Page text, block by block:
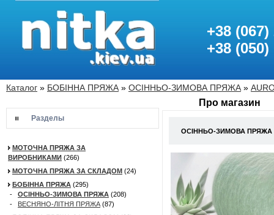
+38 (067)
+38 (050)
Каталог » БОБІННА ПРЯЖА » ОСІННЬО-ЗИМОВА ПРЯЖА »
Разделы
МОТОЧНА ПРЯЖА ЗА
ВИРОБНИКАМИ (266)
МОТОЧНА ПРЯЖА ЗА СКЛАДОМ (24)
БОБІННА ПРЯЖА (295)
- ОСІННЬО-ЗИМОВА ПРЯЖА (208)
- ВЕСНЯНО-ЛІТНЯ ПРЯЖА (87)
Про магазин
ОСІННЬО-ЗИМОВА ПРЯЖА